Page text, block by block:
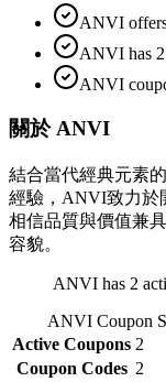
ANVI
ANVI has 2
ANVI
關於 ANVI
結合當代經典元素
經驗，ANVI致力於
相信品質與價值兼
容貌。
ANVI has 2
ANVICoupon
Active Coupons 2
Coupon Codes 2